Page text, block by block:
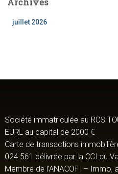
juillet 2026
Société immatriculée au RCS
EURL au capital de 2000 €
Carte de transactions
024 561 délivrée par la CCI du
Membre de l’ANACOFI –